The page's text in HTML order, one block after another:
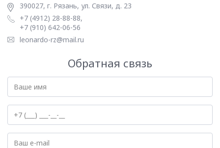
390027, г. Рязань, ул. Связи, д. 23
+7 (4912) 28-88-88,
+7 (910) 642-06-56
leonardo-rz@mail.ru
Обратная связь